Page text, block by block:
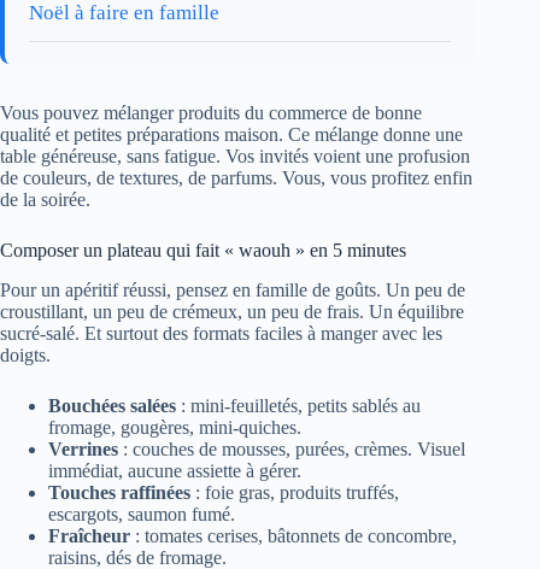
Noël à faire en famille
Vous pouvez mélanger produits du commerce de bonne
qualité et petites préparations maison. Ce mélange donne une
table généreuse, sans fatigue. Vos invités voient une profusion
de couleurs, de textures, de parfums. Vous, vous profitez enfin
de la soirée.
Composer un plateau qui fait « waouh » en 5 minutes
Pour un apéritif réussi, pensez en famille de goûts. Un peu de
croustillant, un peu de crémeux, un peu de frais. Un équilibre
sucré-salé. Et surtout des formats faciles à manger avec les
doigts.
Bouchées salées : mini-feuilletés, petits sablés au
fromage, gougères, mini-quiches.
Verrines : couches de mousses, purées, crèmes. Visuel
immédiat, aucune assiette à gérer.
Touches raffinées : foie gras, produits truffés,
escargots, saumon fumé.
Fraîcheur : tomates cerises, bâtonnets de concombre,
raisins, dés de fromage.